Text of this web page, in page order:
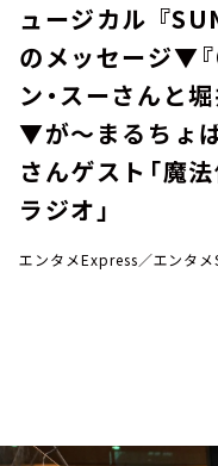
今日の番組表
週間番組表
トピックス
お知らせ
ュージカル 『
のメッセージ▼
ン・スーさんと
▼が～まるちょ
さんゲスト「魔
ラジオ」
エンタメExpress／エンタ